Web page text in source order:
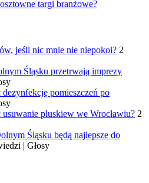
targi branżowe?
jeśli nic mnie nie niepokoi? 2
Śląsku przetrwają imprezy
pomieszczeń po
pluskiew we Wrocławiu? 2
Śląsku będą najlepsze do
| Głosy